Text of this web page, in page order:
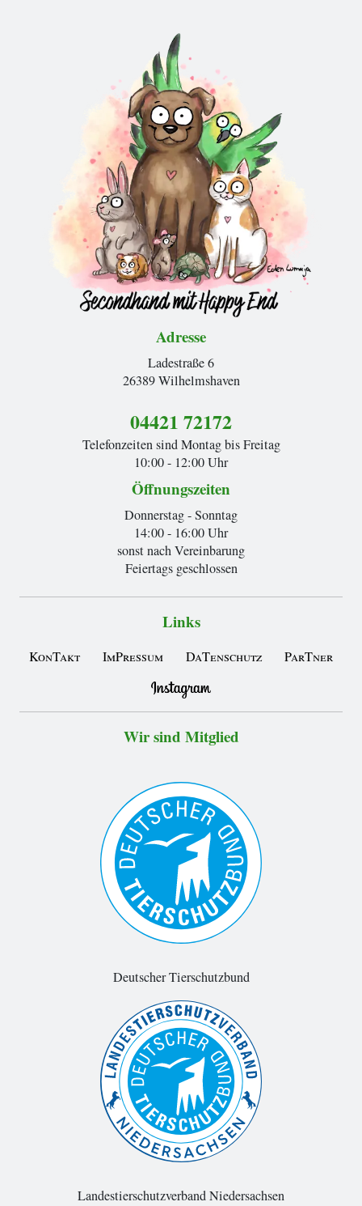
Adresse
Ladestraße 6
26389 Wilhelmshaven
04421 72172
Telefonzeiten sind Montag bis Freitag
10:00 - 12:00 Uhr
Öffnungszeiten
Donnerstag - Sonntag
14:00 - 16:00 Uhr
sonst nach Vereinbarung
Feiertags geschlossen
Links
KonTakt ImPressum DaTenschutz ParTner
Wir sind Mitglied
Deutscher Tierschutzbund
Landestierschutzverband Niedersachsen